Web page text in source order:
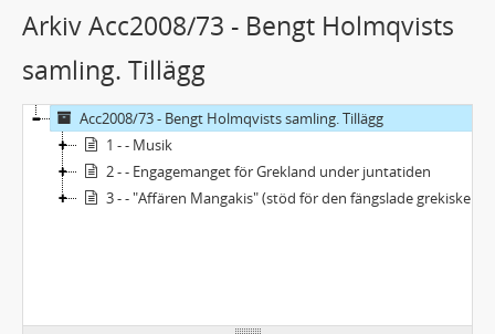
Arkiv Acc2008/73 - Bengt Holmqvists
samling. Tillägg
Acc2008/73 - Bengt Holmqvists samling. Tillägg
1 - - Musik
2 - - Engagemanget för Grekland under juntatiden
3 - - "Affären Mangakis" (stöd för den fängslade grekiske professorn Giorgios Mangakis 1970-1972)